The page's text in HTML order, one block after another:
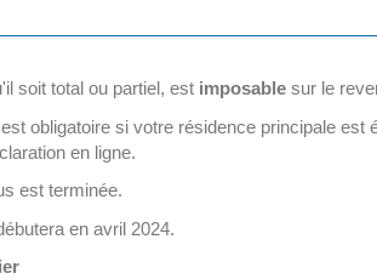
soit total ou partiel, est imposable sur le
est obligatoire si votre résidence principale est
en ligne.
est terminée.
en avril 2024.